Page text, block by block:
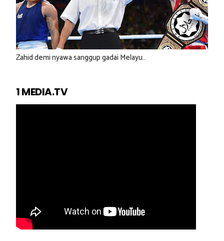
Zahid demi nyawa sanggup gadai Melayu..
1 MEDIA.TV